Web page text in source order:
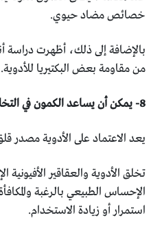
‏خصائص مضاد حيوي.‏
بالإضافة إلى ذلك، أظهرت دراسة
من ‏مقاومة بعض البكتيريا للأدوية.‏
يعد الاعتماد على الأدوية مصدر
تخلق الأدوية والعقاقير
‏الإحساس الطبيعي بالرغبة
‏استمرار أو زيادة الاستخدام.‏